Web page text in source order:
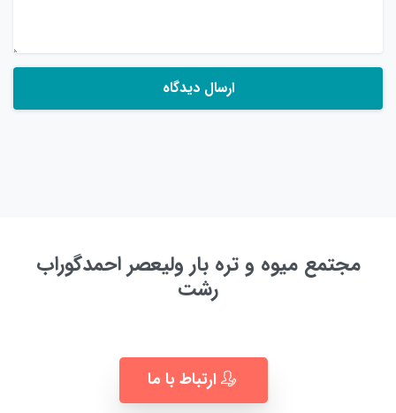
مجتمع میوه و تره بار ولیعصر احمدگوراب
رشت
ارتباط با ما